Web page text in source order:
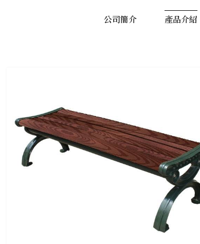
公司簡介 產品介紹